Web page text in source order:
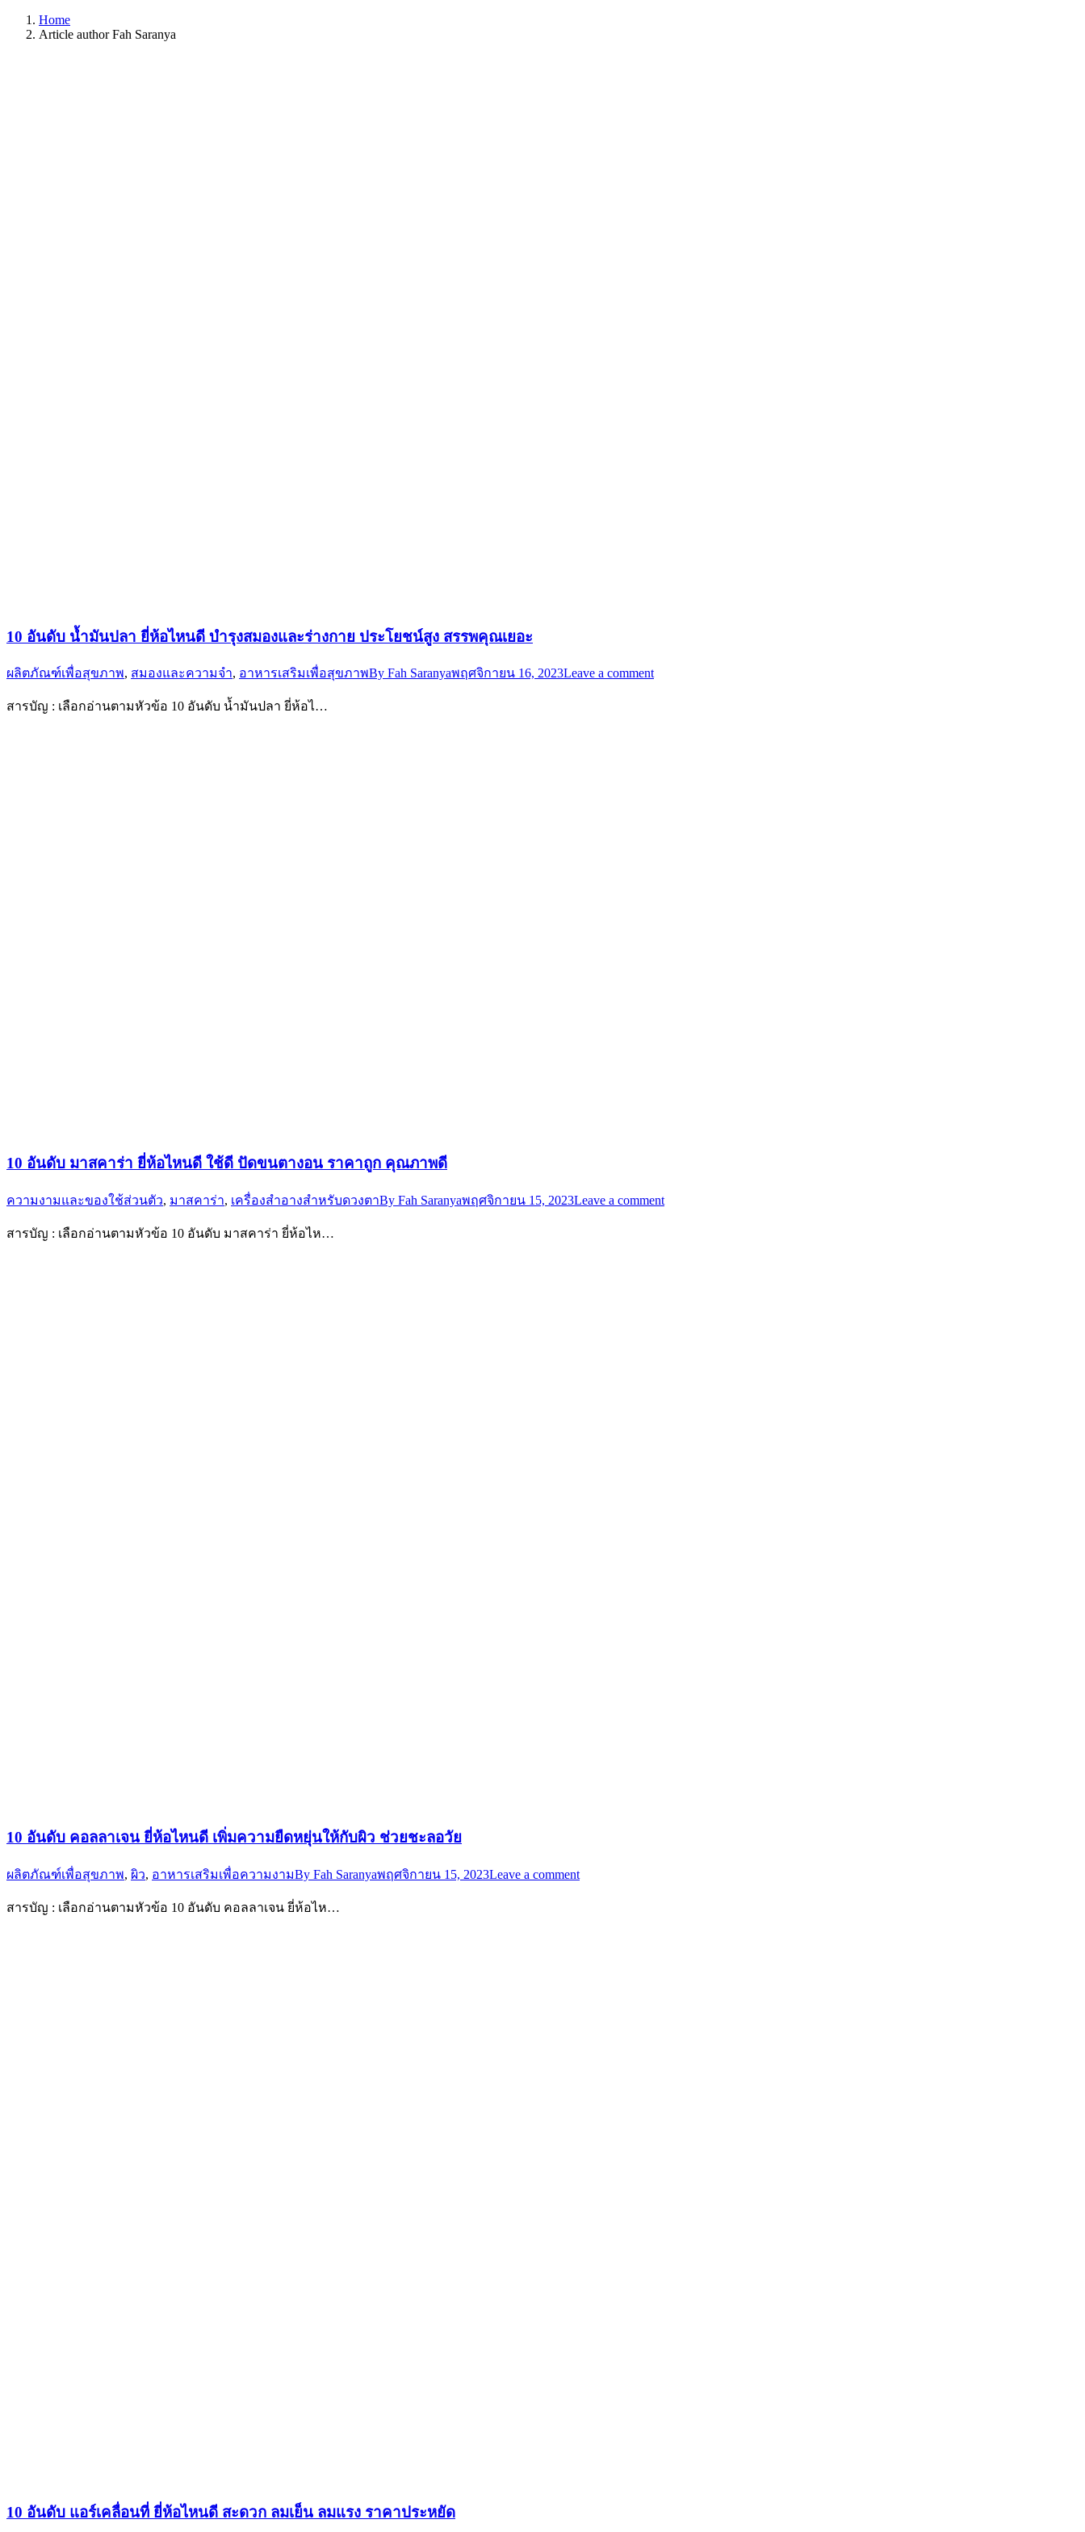
Home
Article author Fah Saranya
10 อันดับ น้ำมันปลา ยี่ห้อไหนดี บำรุงสมองและร่างกาย ประโยชน์สูง สรรพคุณเยอะ
ผลิตภัณฑ์เพื่อสุขภาพ, สมองและความจำ, อาหารเสริมเพื่อสุขภาพBy Fah Saranyaพฤศจิกายน 16, 2023Leave a comment
สารบัญ : เลือกอ่านตามหัวข้อ 10 อันดับ น้ำมันปลา ยี่ห้อไ…
10 อันดับ มาสคาร่า ยี่ห้อไหนดี ใช้ดี ปัดขนตางอน ราคาถูก คุณภาพดี
ความงามและของใช้ส่วนตัว, มาสคาร่า, เครื่องสำอางสำหรับดวงตาBy Fah Saranyaพฤศจิกายน 15, 2023Leave a comment
สารบัญ : เลือกอ่านตามหัวข้อ 10 อันดับ มาสคาร่า ยี่ห้อไห…
10 อันดับ คอลลาเจน ยี่ห้อไหนดี เพิ่มความยืดหยุ่นให้กับผิว ช่วยชะลอวัย
ผลิตภัณฑ์เพื่อสุขภาพ, ผิว, อาหารเสริมเพื่อความงามBy Fah Saranyaพฤศจิกายน 15, 2023Leave a comment
สารบัญ : เลือกอ่านตามหัวข้อ 10 อันดับ คอลลาเจน ยี่ห้อไห…
10 อันดับ แอร์เคลื่อนที่ ยี่ห้อไหนดี สะดวก ลมเย็น ลมแรง ราคาประหยัด